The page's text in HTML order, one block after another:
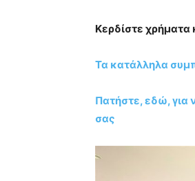
Κερδίστε
Τα κατάλληλα
Πατήστε, εδώ, για
σας